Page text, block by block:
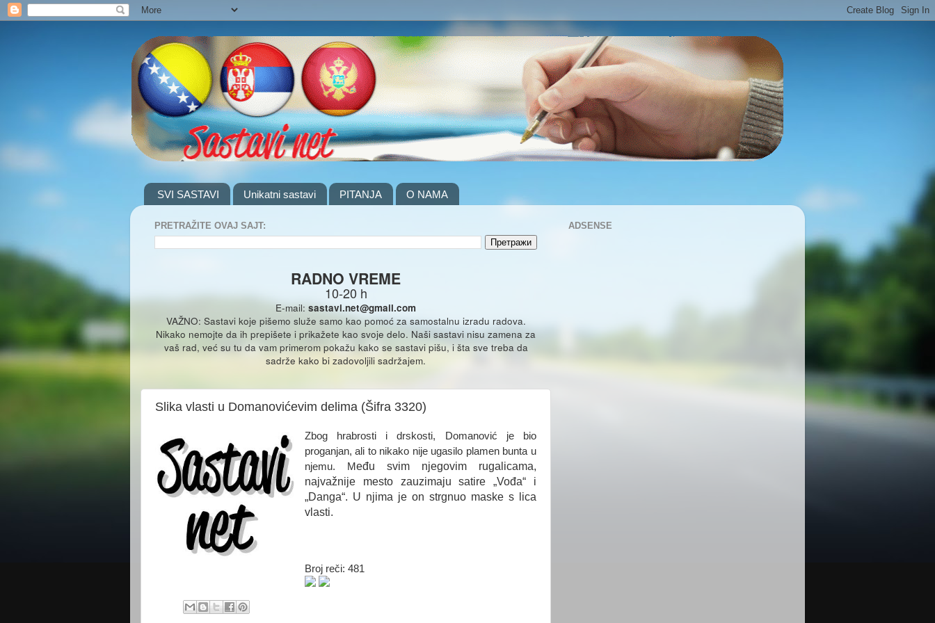
SVI SASTAVI Unikatni sastavi PITANJA O NAMA
PRETRAŽITE OVAJ SAJT:
RADNO VREME
10-20 h
E-mail: sastavi.net@gmail.com
VAŽNO: Sastavi koje pišemo služe samo kao pomoć za samostalnu izradu radova.
Nikako nemojte da ih prepišete i prikažete kao svoje delo. Naši sastavi nisu zamena za
vaš rad, već su tu da vam primerom pokažu kako se sastavi pišu, i šta sve treba da
sadrže kako bi zadovoljili sadržajem.
Slika vlasti u Domanovićevim delima (Šifra 3320)
Zbog hrabrosti i drskosti, Domanović je bio
proganjan, ali to nikako nije ugasilo plamen bunta u
njemu. Među svim njegovim rugalicama,
najvažnije mesto zauzimaju satire „Vođa“ i
„Danga“. U njima je on strgnuo maske s lica
vlasti.
Broj reči: 481
ADSENSE